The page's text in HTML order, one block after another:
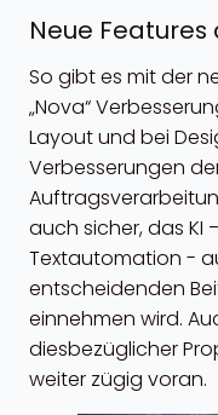
Neue
So gibt es mit der
„Nova“
Layout und bei
Verbesserungen
auch sicher, das KI
Textautomation -
entscheidenden
einnehmen wird.
diesbezüglicher
weiter zügig voran.